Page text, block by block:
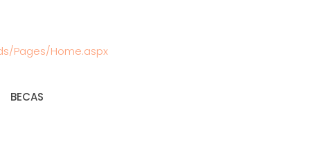
Pages/Home.aspx
BECAS